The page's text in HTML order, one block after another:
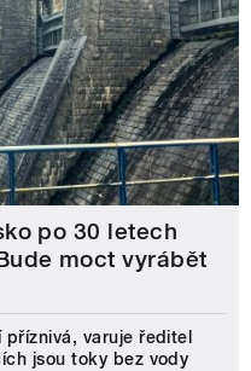
po 30 letech
moct vyrábět
varuje ředitel
jsou toky bez vody